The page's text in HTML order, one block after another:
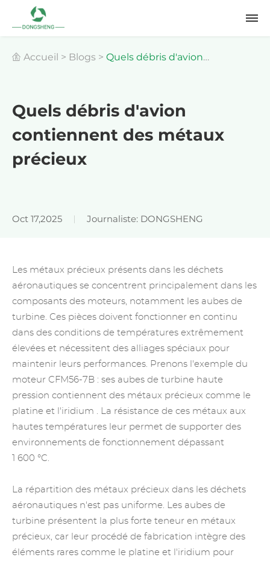
Accueil > Blogs > Quels débris d'avion
Quels débris d'avion
contiennent des métaux
précieux
Oct 17,2025 Journaliste: DONGSHENG
Les métaux précieux présents dans les déchets
aéronautiques se concentrent principalement dans les
composants des moteurs, notamment les aubes de
turbine. Ces pièces doivent fonctionner en continu
dans des conditions de températures extrêmement
élevées et nécessitent des alliages spéciaux pour
maintenir leurs performances. Prenons l'exemple du
moteur CFM56-7B : ses aubes de turbine haute
pression contiennent des métaux précieux comme le
platine et l'iridium . La résistance de ces métaux aux
hautes températures leur permet de supporter des
environnements de fonctionnement dépassant
1 600 °C.
La répartition des métaux précieux dans les déchets
aéronautiques n'est pas uniforme. Les aubes de
turbine présentent la plus forte teneur en métaux
précieux, car leur procédé de fabrication intègre des
éléments rares comme le platine et l'iridium pour